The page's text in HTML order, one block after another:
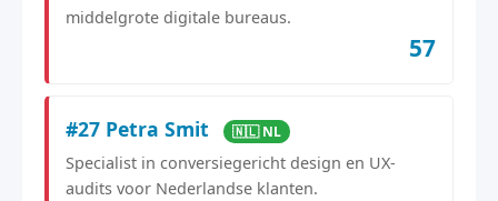
middelgrote digitale bureaus.
57
#27 Petra Smit 🇳🇱 NL
Specialist in conversiegericht design en UX-
audits voor Nederlandse klanten.